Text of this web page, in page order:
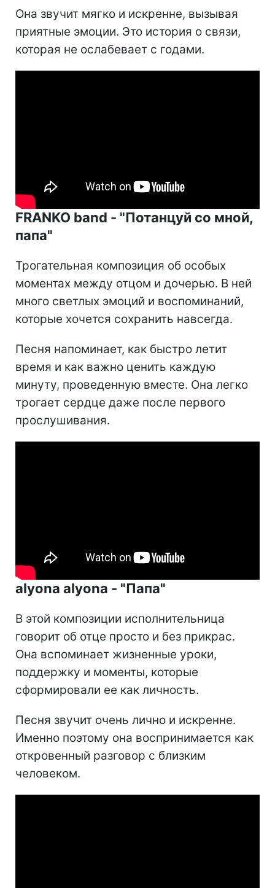
Она звучит мягко и искренне, вызывая
приятные эмоции. Это история о связи,
которая не ослабевает с годами.
FRANKO band - "Потанцуй со мной,
папа"
Трогательная композиция об особых
моментах между отцом и дочерью. В ней
много светлых эмоций и воспоминаний,
которые хочется сохранить навсегда.
Песня напоминает, как быстро летит
время и как важно ценить каждую
минуту, проведенную вместе. Она легко
трогает сердце даже после первого
прослушивания.
alyona alyona - "Папа"
В этой композиции исполнительница
говорит об отце просто и без прикрас.
Она вспоминает жизненные уроки,
поддержку и моменты, которые
сформировали ее как личность.
Песня звучит очень лично и искренне.
Именно поэтому она воспринимается как
откровенный разговор с близким
человеком.